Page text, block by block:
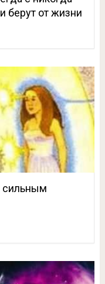
берут от жизни
сильным